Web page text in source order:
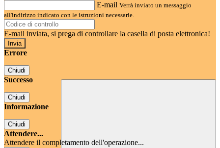
E-mail Verrà inviato un messaggio
all'indirizzo indicato con le istruzioni necessarie.
E-mail inviata, si prega di controllare la casella di posta elettronica!
Errore
Chiudi
Successo
Chiudi
Informazione
Chiudi
Attendere...
Attendere il completamento dell'operazione...